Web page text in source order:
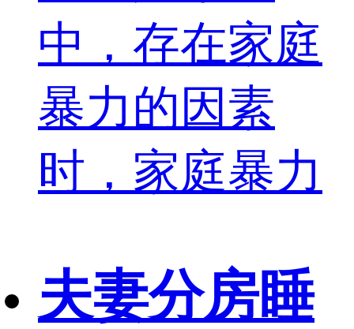
中，存在家庭
暴力的因素
时，家庭暴力
夫妻分房睡